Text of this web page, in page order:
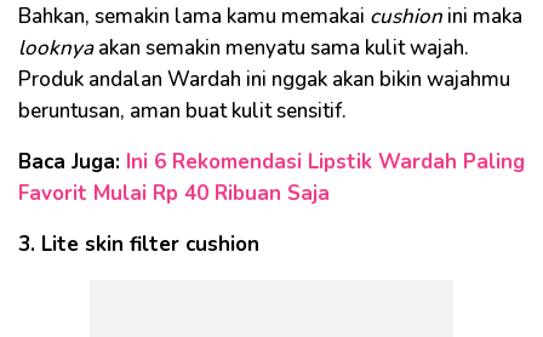
Bahkan, semakin lama kamu memakai cushion ini maka
looknyaakan semakin menyatu sama kulit wajah.
Produk andalan Wardah ini nggak akan bikin wajahmu
beruntusan, aman buat kulit sensitif.
Baca Juga: Ini 6 Rekomendasi Lipstik Wardah Paling
Favorit Mulai Rp 40 Ribuan Saja
3. Lite skin filter cushion